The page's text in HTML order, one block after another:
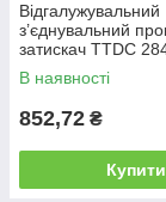
Відгалужувальний
з’єднувальний
затискач TTDC
50-120/50-120
В наявності
852,72 ₴
Купити